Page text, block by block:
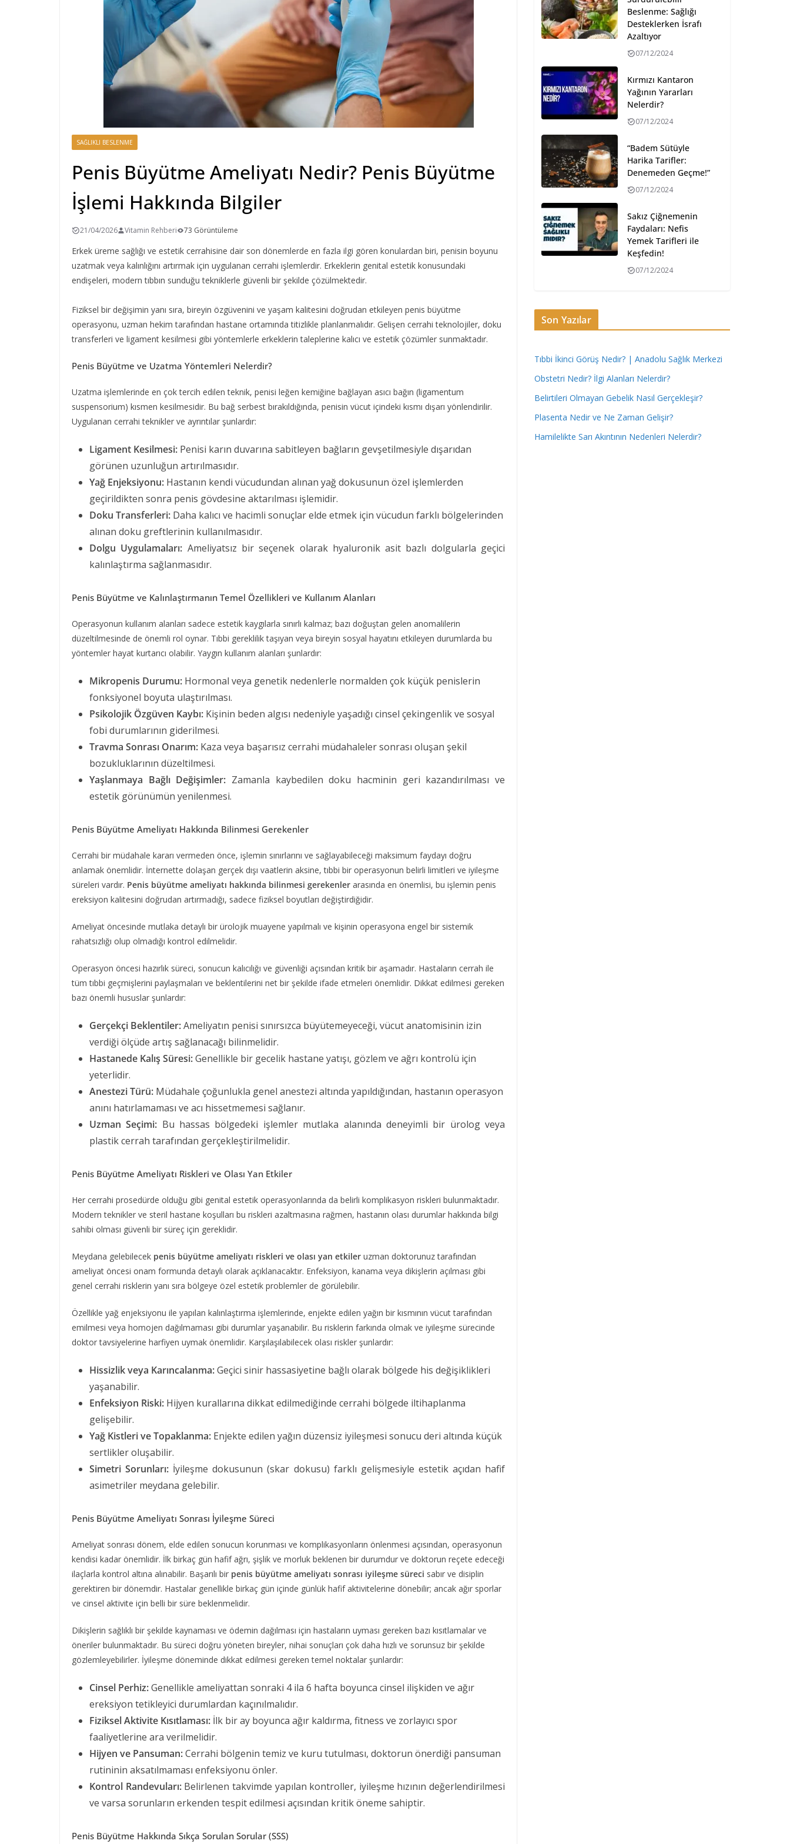
SAĞLIKLI BESLENME
Penis Büyütme Ameliyatı Nedir? Penis Büyütme
İşlemi Hakkında Bilgiler
21/04/2026 Vitamin Rehberi 73 Görüntüleme
Erkek üreme sağlığı ve estetik cerrahisine dair son dönemlerde en fazla ilgi gören konulardan biri, penisin boyunu
uzatmak veya kalınlığını artırmak için uygulanan cerrahi işlemlerdir. Erkeklerin genital estetik konusundaki
endişeleri, modern tıbbın sunduğu tekniklerle güvenli bir şekilde çözülmektedir.
Fiziksel bir değişimin yanı sıra, bireyin özgüvenini ve yaşam kalitesini doğrudan etkileyen penis büyütme
operasyonu, uzman hekim tarafından hastane ortamında titizlikle planlanmalıdır. Gelişen cerrahi teknolojiler, doku
transferleri ve ligament kesilmesi gibi yöntemlerle erkeklerin taleplerine kalıcı ve estetik çözümler sunmaktadır.
Penis Büyütme ve Uzatma Yöntemleri Nelerdir?
Uzatma işlemlerinde en çok tercih edilen teknik, penisi leğen kemiğine bağlayan asıcı bağın (ligamentum
suspensorium) kısmen kesilmesidir. Bu bağ serbest bırakıldığında, penisin vücut içindeki kısmı dışarı yönlendirilir.
Uygulanan cerrahi teknikler ve ayrıntılar şunlardır:
Ligament Kesilmesi: Penisi karın duvarına sabitleyen bağların gevşetilmesiyle dışarıdan
görünen uzunluğun artırılmasıdır.
Yağ Enjeksiyonu: Hastanın kendi vücudundan alınan yağ dokusunun özel işlemlerden
geçirildikten sonra penis gövdesine aktarılması işlemidir.
Doku Transferleri: Daha kalıcı ve hacimli sonuçlar elde etmek için vücudun farklı bölgelerinden
alınan doku greftlerinin kullanılmasıdır.
Dolgu Uygulamaları: Ameliyatsız bir seçenek olarak hyaluronik asit bazlı dolgularla geçici
kalınlaştırma sağlanmasıdır.
Penis Büyütme ve Kalınlaştırmanın Temel Özellikleri ve Kullanım Alanları
Operasyonun kullanım alanları sadece estetik kaygılarla sınırlı kalmaz; bazı doğuştan gelen anomalilerin
düzeltilmesinde de önemli rol oynar. Tıbbi gereklilik taşıyan veya bireyin sosyal hayatını etkileyen durumlarda bu
yöntemler hayat kurtarıcı olabilir. Yaygın kullanım alanları şunlardır:
Mikropenis Durumu: Hormonal veya genetik nedenlerle normalden çok küçük penislerin
fonksiyonel boyuta ulaştırılması.
Psikolojik Özgüven Kaybı: Kişinin beden algısı nedeniyle yaşadığı cinsel çekingenlik ve sosyal
fobi durumlarının giderilmesi.
Travma Sonrası Onarım: Kaza veya başarısız cerrahi müdahaleler sonrası oluşan şekil
bozukluklarının düzeltilmesi.
Yaşlanmaya Bağlı Değişimler: Zamanla kaybedilen doku hacminin geri kazandırılması ve
estetik görünümün yenilenmesi.
Penis Büyütme Ameliyatı Hakkında Bilinmesi Gerekenler
Cerrahi bir müdahale kararı vermeden önce, işlemin sınırlarını ve sağlayabileceği maksimum faydayı doğru
anlamak önemlidir. İnternette dolaşan gerçek dışı vaatlerin aksine, tıbbi bir operasyonun belirli limitleri ve iyileşme
süreleri vardır. Penis büyütme ameliyatı hakkında bilinmesi gerekenler arasında en önemlisi, bu işlemin penis
ereksiyon kalitesini doğrudan artırmadığı, sadece fiziksel boyutları değiştirdiğidir.
Ameliyat öncesinde mutlaka detaylı bir ürolojik muayene yapılmalı ve kişinin operasyona engel bir sistemik
rahatsızlığı olup olmadığı kontrol edilmelidir.
Operasyon öncesi hazırlık süreci, sonucun kalıcılığı ve güvenliği açısından kritik bir aşamadır. Hastaların cerrah ile
tüm tıbbi geçmişlerini paylaşmaları ve beklentilerini net bir şekilde ifade etmeleri önemlidir. Dikkat edilmesi gereken
bazı önemli hususlar şunlardır:
Gerçekçi Beklentiler:Ameliyatın penisi sınırsızca büyütemeyeceği, vücut anatomisinin izin
verdiği ölçüde artış sağlanacağı bilinmelidir.
Hastanede Kalış Süresi:Genellikle bir gecelik hastane yatışı, gözlem ve ağrı kontrolü için
yeterlidir.
Anestezi Türü: Müdahale çoğunlukla genel anestezi altında yapıldığından, hastanın operasyon
anını hatırlamaması ve acı hissetmemesi sağlanır.
Uzman Seçimi: Bu hassas bölgedeki işlemler mutlaka alanında deneyimli bir ürolog veya
plastik cerrah tarafından gerçekleştirilmelidir.
Penis Büyütme Ameliyatı Riskleri ve Olası Yan Etkiler
Her cerrahi prosedürde olduğu gibi genital estetik operasyonlarında da belirli komplikasyon riskleri bulunmaktadır.
Modern teknikler ve steril hastane koşulları bu riskleri azaltmasına rağmen, hastanın olası durumlar hakkında bilgi
sahibi olması güvenli bir süreç için gereklidir.
Meydana gelebilecek penis büyütme ameliyatı riskleri ve olası yan etkiler uzman doktorunuz tarafından
ameliyat öncesi onam formunda detaylı olarak açıklanacaktır. Enfeksiyon, kanama veya dikişlerin açılması gibi
genel cerrahi risklerin yanı sıra bölgeye özel estetik problemler de görülebilir.
Özellikle yağ enjeksiyonu ile yapılan kalınlaştırma işlemlerinde, enjekte edilen yağın bir kısmının vücut tarafından
emilmesi veya homojen dağılmaması gibi durumlar yaşanabilir. Bu risklerin farkında olmak ve iyileşme sürecinde
doktor tavsiyelerine harfiyen uymak önemlidir. Karşılaşılabilecek olası riskler şunlardır:
Hissizlik veya Karıncalanma:Geçici sinir hassasiyetine bağlı olarak bölgede his değişiklikleri
yaşanabilir.
Enfeksiyon Riski: Hijyen kurallarına dikkat edilmediğinde cerrahi bölgede iltihaplanma
gelişebilir.
Yağ Kistleri ve Topaklanma: Enjekte edilen yağın düzensiz iyileşmesi sonucu deri altında küçük
sertlikler oluşabilir.
Simetri Sorunları: İyileşme dokusunun (skar dokusu) farklı gelişmesiyle estetik açıdan hafif
asimetriler meydana gelebilir.
Penis Büyütme Ameliyatı Sonrası İyileşme Süreci
Ameliyat sonrası dönem, elde edilen sonucun korunması ve komplikasyonların önlenmesi açısından, operasyonun
kendisi kadar önemlidir. İlk birkaç gün hafif ağrı, şişlik ve morluk beklenen bir durumdur ve doktorun reçete edeceği
ilaçlarla kontrol altına alınabilir. Başarılı bir penis büyütme ameliyatı sonrası iyileşme süreci sabır ve disiplin
gerektiren bir dönemdir. Hastalar genellikle birkaç gün içinde günlük hafif aktivitelerine dönebilir; ancak ağır sporlar
ve cinsel aktivite için belli bir süre beklenmelidir.
Dikişlerin sağlıklı bir şekilde kaynaması ve ödemin dağılması için hastaların uyması gereken bazı kısıtlamalar ve
öneriler bulunmaktadır. Bu süreci doğru yöneten bireyler, nihai sonuçları çok daha hızlı ve sorunsuz bir şekilde
gözlemleyebilirler. İyileşme döneminde dikkat edilmesi gereken temel noktalar şunlardır:
Cinsel Perhiz:Genellikle ameliyattan sonraki 4 ila 6 hafta boyunca cinsel ilişkiden ve ağır
ereksiyon tetikleyici durumlardan kaçınılmalıdır.
Fiziksel Aktivite Kısıtlaması: İlk bir ay boyunca ağır kaldırma, fitness ve zorlayıcı spor
faaliyetlerine ara verilmelidir.
Hijyen ve Pansuman:Cerrahi bölgenin temiz ve kuru tutulması, doktorun önerdiği pansuman
rutininin aksatılmaması enfeksiyonu önler.
Kontrol Randevuları:Belirlenen takvimde yapılan kontroller, iyileşme hızının değerlendirilmesi
ve varsa sorunların erkenden tespit edilmesi açısından kritik öneme sahiptir.
Penis Büyütme Hakkında Sıkça Sorulan Sorular (SSS)
Beslenme: Sağlığı
Desteklerken İsrafı
Azaltıyor
07/12/2024
Kırmızı Kantaron
Yağının Yararları
Nelerdir?
07/12/2024
“Badem Sütüyle
Harika Tarifler:
Denemeden Geçme!”
07/12/2024
Sakız Çiğnemenin
Faydaları: Nefis
Yemek Tarifleri ile
Keşfedin!
07/12/2024
Son Yazılar
Tıbbi İkinci Görüş Nedir? | Anadolu Sağlık Merkezi
Obstetri Nedir? İlgi Alanları Nelerdir?
Belirtileri Olmayan Gebelik Nasıl Gerçekleşir?
Plasenta Nedir ve Ne Zaman Gelişir?
Hamilelikte Sarı Akıntının Nedenleri Nelerdir?